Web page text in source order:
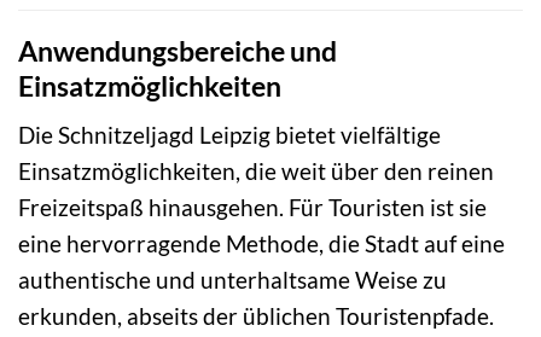
Anwendungsbereiche und
Einsatzmöglichkeiten
Die Schnitzeljagd Leipzig bietet vielfältige
Einsatzmöglichkeiten, die weit über den reinen
Freizeitspaß hinausgehen. Für Touristen ist sie
eine hervorragende Methode, die Stadt auf eine
authentische und unterhaltsame Weise zu
erkunden, abseits der üblichen Touristenpfade.